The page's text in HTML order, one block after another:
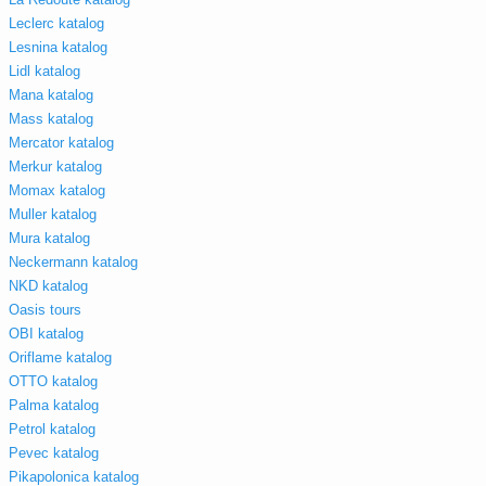
Leclerc katalog
Lesnina katalog
Lidl katalog
Mana katalog
Mass katalog
Mercator katalog
Merkur katalog
Momax katalog
Muller katalog
Mura katalog
Neckermann katalog
NKD katalog
Oasis tours
OBI katalog
Oriflame katalog
OTTO katalog
Palma katalog
Petrol katalog
Pevec katalog
Pikapolonica katalog